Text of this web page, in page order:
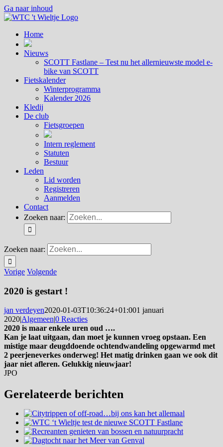
Ga naar inhoud
Home
Nieuws
SCOTT Fastlane – Test nu het allernieuwste model e-
bike van SCOTT
Fietskalender
Winterprogramma
Kalender 2026
Kledij
De club
Fietsgroepen
Intern reglement
Statuten
Bestuur
Leden
Lid worden
Registreren
Aanmelden
Contact
Zoeken naar:
Zoeken naar:
Vorige Volgende
2020 is gestart !
jan verdeyen2020-01-03T10:36:24+01:001 januari
2020|Algemeen|0 Reacties
2020 is maar enkele uren oud ….
Kan je laat uitgaan, dan moet je kunnen vroeg opstaan. Een
mistige maar deugddoende ochtendwandeling opgewarmd met
2 peerjeneverkes onderweg! Het matig drinken gaan we ook dit
jaar niet afleren. Gelukkig nieuwjaar!
JPO
Gerelateerde berichten